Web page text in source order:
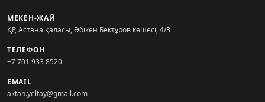
МЕКЕН-ЖАЙ
ҚР, Астана қаласы, Әбікен Бектұров көшесі, 4/3
ТЕЛЕФОН
+7 701 933 8520
EMAIL
aktan.yeltay@gmail.com